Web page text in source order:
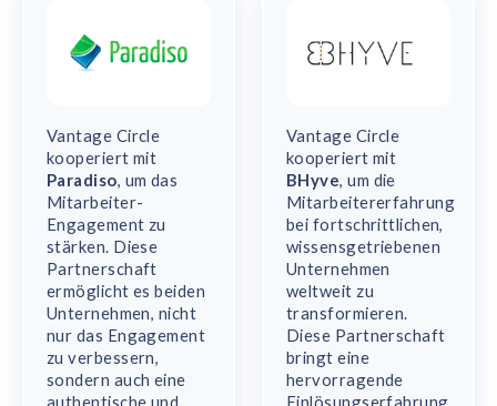
Vantage Circle
kooperiert mit
Paradiso, um das
Mitarbeiter-
Engagement zu
stärken. Diese
Partnerschaft
ermöglicht es beiden
Unternehmen, nicht
nur das Engagement
zu verbessern,
sondern auch eine
authentische und
Vantage Circle
kooperiert mit
BHyve, um die
Mitarbeitererfahrung
bei fortschrittlichen,
wissensgetriebenen
Unternehmen
weltweit zu
transformieren.
Diese Partnerschaft
bringt eine
hervorragende
Einlösungserfahrung